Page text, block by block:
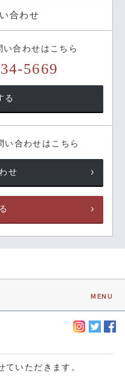
合わせ
合わせはこちら
5669
る
い合わせはこちら
せ
MENU
ていただきます。